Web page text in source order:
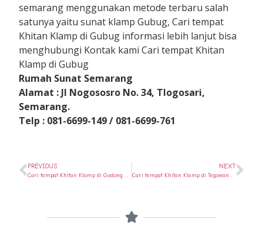
semarang menggunakan metode terbaru salah
satunya yaitu sunat klamp Gubug, Cari tempat
Khitan Klamp di Gubug informasi lebih lanjut bisa
menghubungi Kontak kami Cari tempat Khitan
Klamp di Gubug
Rumah Sunat Semarang
Alamat : Jl Nogososro No. 34, Tlogosari,
Semarang.
Telp : 081-6699-149 / 081-6699-761
PREVIOUS NEXT